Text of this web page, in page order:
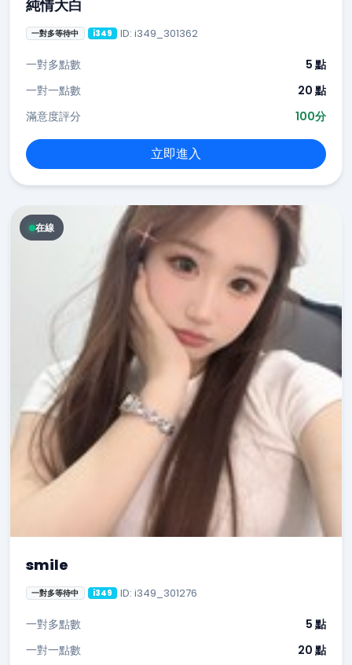
純情大白
一對多等待中 i349 ID: i349_301362
一對多點數
5 點
一對一點數
20 點
滿意度評分
100分
立即進入
在線
smile
一對多等待中 i349 ID: i349_301276
一對多點數
5 點
一對一點數
20 點